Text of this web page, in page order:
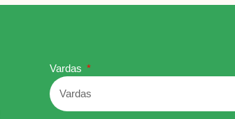
Vardas